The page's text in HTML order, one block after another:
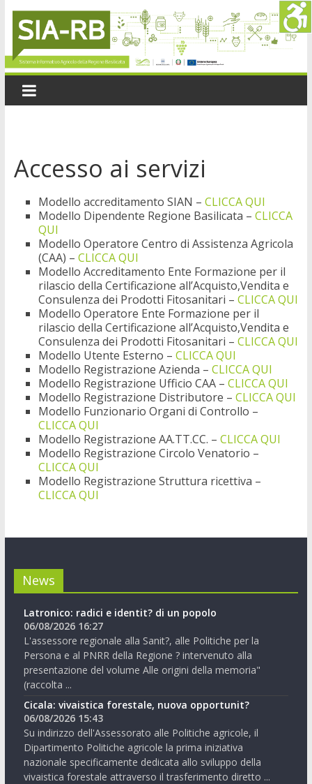
Accesso ai servizi
Modello accreditamento SIAN – CLICCA QUI
Modello Dipendente Regione Basilicata – CLICCA
QUI
Modello Operatore Centro di Assistenza Agricola
(CAA) – CLICCA QUI
Modello Accreditamento Ente Formazione per il
rilascio della Certificazione all’Acquisto,Vendita e
Consulenza dei Prodotti Fitosanitari – CLICCA QUI
Modello Operatore Ente Formazione per il
rilascio della Certificazione all’Acquisto,Vendita e
Consulenza dei Prodotti Fitosanitari – CLICCA QUI
Modello Utente Esterno – CLICCA QUI
Modello Registrazione Azienda – CLICCA QUI
Modello Registrazione Ufficio CAA – CLICCA QUI
Modello Registrazione Distributore – CLICCA QUI
Modello Funzionario Organi di Controllo –
CLICCA QUI
Modello Registrazione AA.TT.CC. – CLICCA QUI
Modello Registrazione Circolo Venatorio –
CLICCA QUI
Modello Registrazione Struttura ricettiva –
CLICCA QUI
News
Latronico: radici e identit? di un popolo
06/08/2026 16:27
L'assessore regionale alla Sanit?, alle Politiche per la
Persona e al PNRR della Regione ? intervenuto alla
presentazione del volume Alle origini della memoria"
(raccolta ...
Cicala: vivaistica forestale, nuova opportunit?
06/08/2026 15:43
Su indirizzo dell'Assessorato alle Politiche agricole, il
Dipartimento Politiche agricole la prima iniziativa
nazionale specificamente dedicata allo sviluppo della
vivaistica forestale attraverso il trasferimento diretto ...